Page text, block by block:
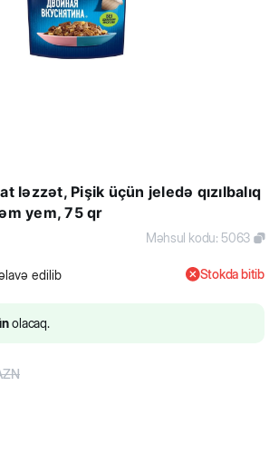
ləzzət, Pişik üçün jeledə qızılbalıq
yem, 75 qr
Məhsul kodu:5063
edilib
alıb
Stokda bitib
olacaq.